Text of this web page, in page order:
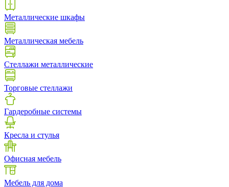
Металлические шкафы
Металлическая мебель
Стеллажи металлические
Торговые стеллажи
Гардеробные системы
Кресла и стулья
Офисная мебель
Мебель для дома